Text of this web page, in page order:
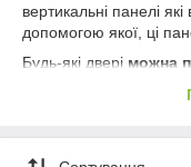
вертикальні панелі
допомогою якої, ці
Будь-які двері можна
розділення простору.